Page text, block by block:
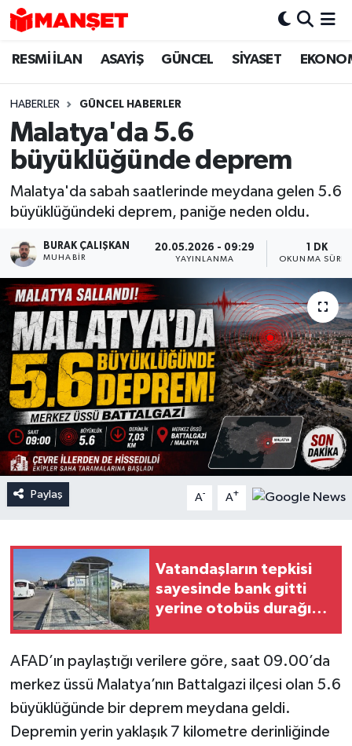
RESMİ İLAN ASAYİŞ GÜNCEL SİYASET
HABERLER GÜNCEL HABERLER
Malatya'da 5.6
büyüklüğünde deprem
Malatya'da sabah saatlerinde meydana gelen 5.6
büyüklüğündeki deprem, paniğe neden oldu.
BURAK ÇALIŞKAN
MUHABIR
20.05.2026 - 09:29
YAYINLANMA
1 DK
OKUNMA
Paylaş A- A+
Vatandaşların tepkisi
sayesinde bank gitti
yerine otobüs durağı
AFAD’ın paylaştığı verilere göre, saat 09.00’da
merkez üssü Malatya’nın Battalgazi ilçesi olan 5.6
büyüklüğünde bir deprem meydana geldi.
Depremin yerin yaklaşık 7 kilometre derinliğinde
Hava Durumu
Trafik Durumu
Süper Lig Puan Durumu ve Fikstür
Son Dakika Haberleri
Haber Arşivi